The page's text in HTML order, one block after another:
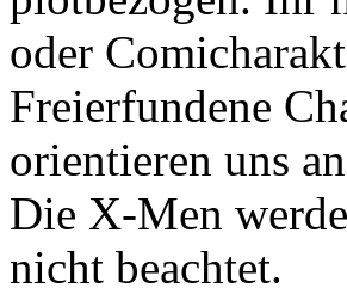
oder
Freierfundene
orientieren uns
Die X-Men
nicht beachtet.